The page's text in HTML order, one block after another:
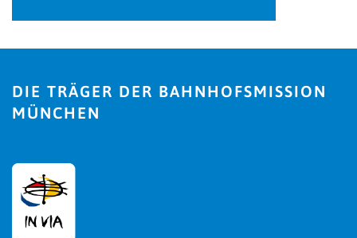
DIE TRÄGER DER BAHNHOFSMISSION
MÜNCHEN